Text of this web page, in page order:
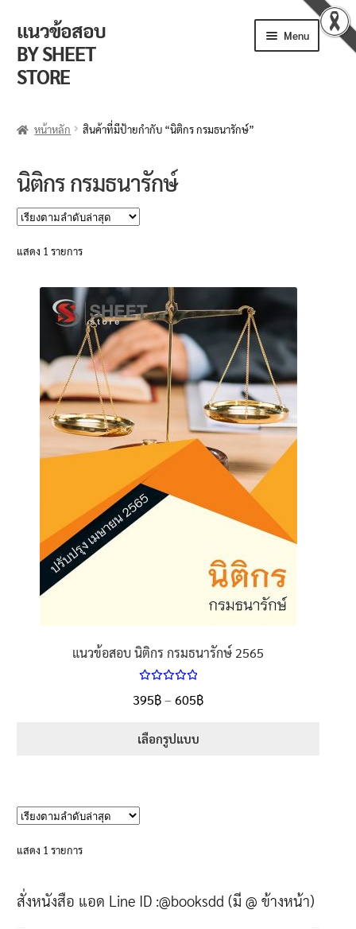
Skip
to
navigation
Skip
to
content
แนวข้อสอบ
BY SHEET
STORE
Menu
วิธีการสั่งซื้อ
แจ้งชำระเงิน
ติดตามพัสดุ
ข่าวเปิดสอบงานราชการ
นโยบายคืนสินค้าและการจัดส่ง​
คำถามที่พบบ่อย
หน้าหลัก สินค้าที่มีป้ายกำกับ “นิติกร กรมธนารักษ์”
นิติกร กรมธนารักษ์
แสดง 1 รายการ
แนวข้อสอบ นิติกร กรมธนารักษ์ 2565
5.00
ตั้งแต่
395฿– 605฿Price
เลือกรูปแบบ
may
แสดง 1 รายการ
สั่งหนังสือ แอด Line ID :@booksdd (มี @ ข้างหน้า)